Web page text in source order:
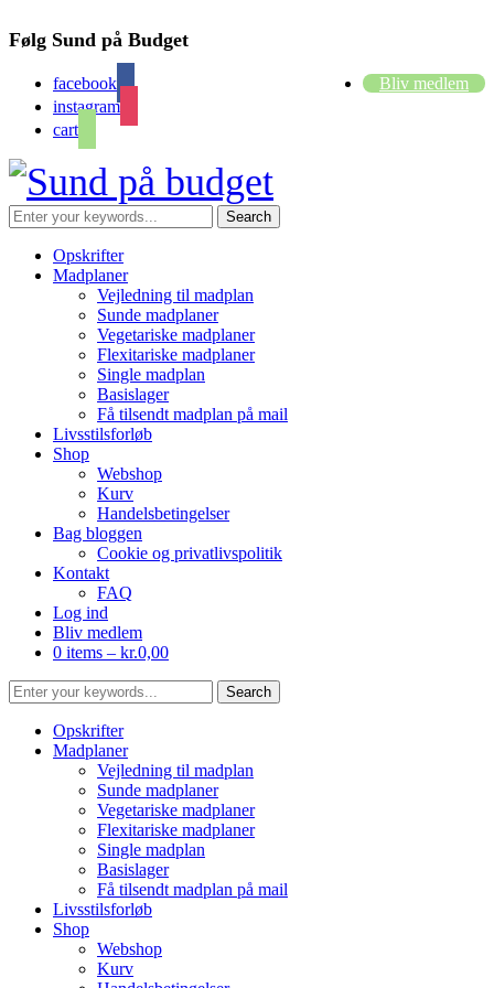
Følg Sund på Budget
facebook
instagram
cart
Bliv medlem
Opskrifter
Madplaner
Vejledning til madplan
Sunde madplaner
Vegetariske madplaner
Flexitariske madplaner
Single madplan
Basislager
Få tilsendt madplan på mail
Livsstilsforløb
Shop
Webshop
Kurv
Handelsbetingelser
Bag bloggen
Cookie og privatlivspolitik
Kontakt
FAQ
Log ind
Bliv medlem
0 items – kr.0,00
Opskrifter
Madplaner
Vejledning til madplan
Sunde madplaner
Vegetariske madplaner
Flexitariske madplaner
Single madplan
Basislager
Få tilsendt madplan på mail
Livsstilsforløb
Shop
Webshop
Kurv